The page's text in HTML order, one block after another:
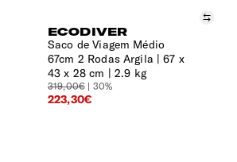
ECODIVER
Saco de Viagem Médio
67cm 2 Rodas Argila
67 x
43 x 28 cm | 2.9 kg
319,00€ | 30%
223,30€